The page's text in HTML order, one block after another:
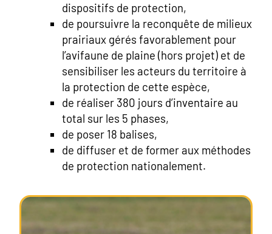
dispositifs de protection,
de poursuivre la reconquête de milieux
prairiaux gérés favorablement pour
l’avifaune de plaine (hors projet) et de
sensibiliser les acteurs du territoire à
la protection de cette espèce,
de réaliser 380 jours d’inventaire au
total sur les 5 phases,
de poser 18 balises,
de diffuser et de former aux méthodes
de protection nationalement.